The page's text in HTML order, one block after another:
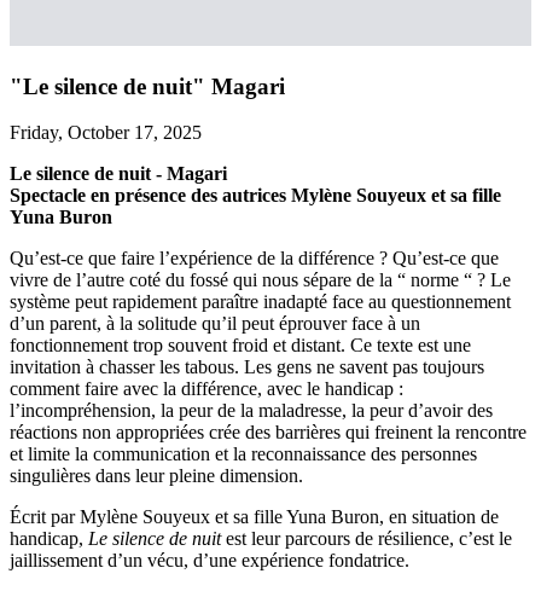
"Le silence de nuit" Magari
Friday, October 17, 2025
Le silence de nuit - Magari
Spectacle en présence des autrices Mylène Souyeux et sa fille
Yuna Buron
Qu’est-ce que faire l’expérience de la différence ? Qu’est-ce que
vivre de l’autre coté du fossé qui nous sépare de la “ norme “ ? Le
système peut rapidement paraître inadapté face au questionnement
d’un parent, à la solitude qu’il peut éprouver face à un
fonctionnement trop souvent froid et distant. Ce texte est une
invitation à chasser les tabous. Les gens ne savent pas toujours
comment faire avec la différence, avec le handicap :
l’incompréhension, la peur de la maladresse, la peur d’avoir des
réactions non appropriées crée des barrières qui freinent la rencontre
et limite la communication et la reconnaissance des personnes
singulières dans leur pleine dimension.
Écrit par Mylène Souyeux et sa fille Yuna Buron, en situation de
handicap, Le silence de nuitest leur parcours de résilience, c’est le
jaillissement d’un vécu, d’une expérience fondatrice.